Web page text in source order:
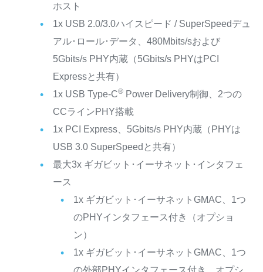
ホスト
1x USB 2.0/3.0ハイスピード / SuperSpeedデュ
アル･ロール･データ、480Mbits/sおよび
5Gbits/s PHY内蔵（5Gbits/s PHYはPCI
Expressと共有）
1x USB Type-C®Power Delivery制御、2つの
CCラインPHY搭載
1x PCI Express、5Gbits/s PHY内蔵（PHYは
USB 3.0 SuperSpeedと共有）
最大3x ギガビット･イーサネット･インタフェ
ース
1x ギガビット･イーサネットGMAC、1つ
のPHYインタフェース付き（オプショ
ン）
1x ギガビット･イーサネットGMAC、1つ
の外部PHYインタフェース付き、オプシ